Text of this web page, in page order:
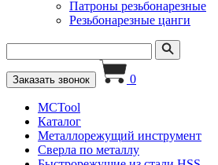
Патроны резьбонарезные
Резьбонарезные цанги
Заказать звонок 0
MCTool
Каталог
Металлорежущий инструмент
Сверла по металлу